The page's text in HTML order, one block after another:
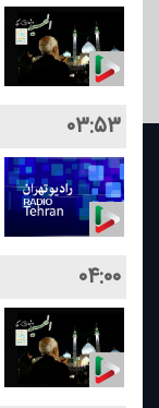
۰۳:۵۳
۰۴:۰۰